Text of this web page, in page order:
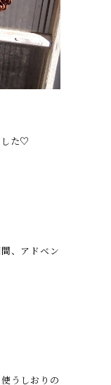
した♡
、アドベン
うしおりの